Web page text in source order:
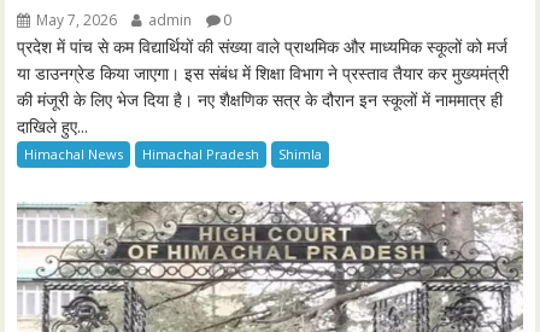
May 7, 2026 admin 0
प्रदेश में पांच से कम विद्यार्थियों की संख्या वाले प्राथमिक और माध्यमिक स्कूलों को मर्ज
या डाउनग्रेड किया जाएगा। इस संबंध में शिक्षा विभाग ने प्रस्ताव तैयार कर मुख्यमंत्री
की मंजूरी के लिए भेज दिया है। नए शैक्षणिक सत्र के दौरान इन स्कूलों में नाममात्र ही
दाखिले हुए...
Himachal News Himachal Pradesh Shimla